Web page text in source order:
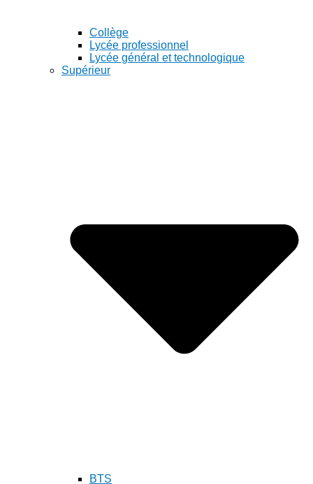
Collège
Lycée professionnel
Lycée général et technologique
Supérieur
BTS